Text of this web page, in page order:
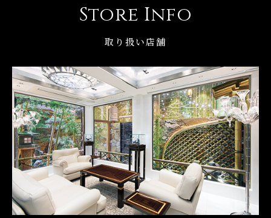
Store Info
取り扱い店舗